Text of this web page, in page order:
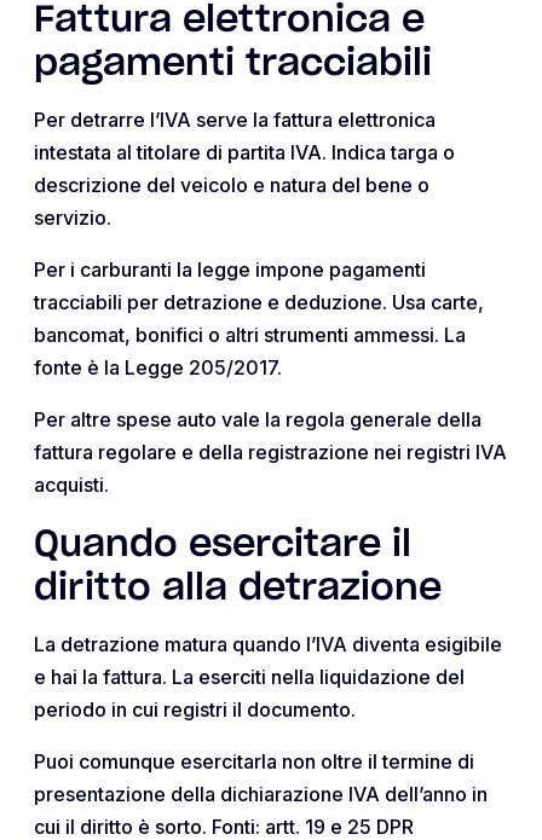
Fattura elettronica e
pagamenti tracciabili
Per detrarre l’IVA serve la fattura elettronica
intestata al titolare di partita IVA. Indica targa o
descrizione del veicolo e natura del bene o
servizio.
Per i carburanti la legge impone pagamenti
tracciabili per detrazione e deduzione. Usa carte,
bancomat, bonifici o altri strumenti ammessi. La
fonte è la Legge 205/2017.
Per altre spese auto vale la regola generale della
fattura regolare e della registrazione nei registri IVA
acquisti.
Quando esercitare il
diritto alla detrazione
La detrazione matura quando l’IVA diventa esigibile
e hai la fattura. La eserciti nella liquidazione del
periodo in cui registri il documento.
Puoi comunque esercitarla non oltre il termine di
presentazione della dichiarazione IVA dell’anno in
cui il diritto è sorto. Fonti: artt. 19 e 25 DPR